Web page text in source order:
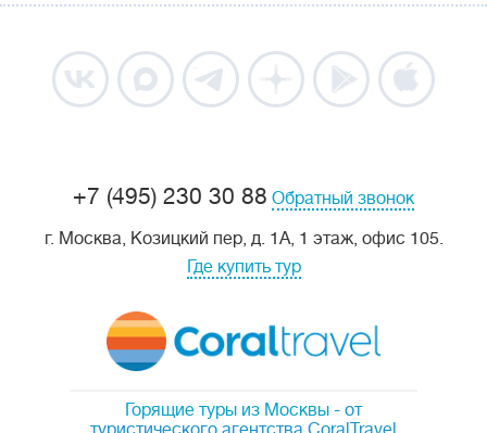
Горящие туры из Москвы - от
+7 (495) 230 30 88 Обратный звонок
г. Москва, Козицкий пер, д. 1А, 1 этаж, офис 105.
Где купить тур